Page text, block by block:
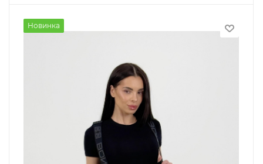
Новинка